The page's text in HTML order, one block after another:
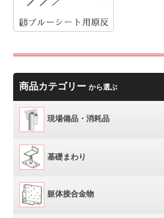
商品カテゴリーから選ぶ
現場備品・消耗品
基礎まわり
躯体接合金物